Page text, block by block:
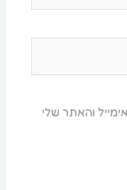
והאתר שלי